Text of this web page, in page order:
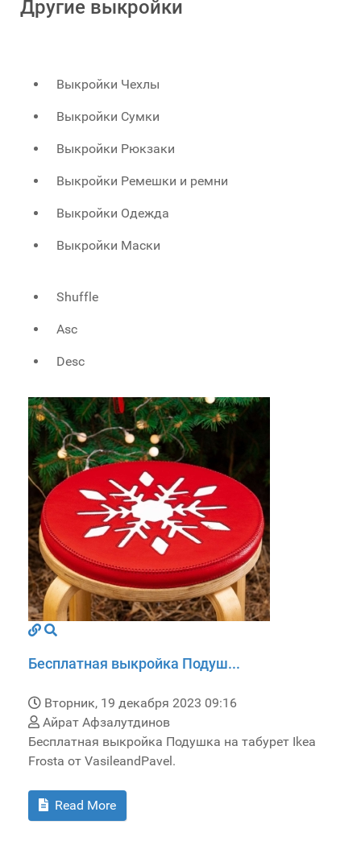
Другие выкройки
Выкройки Чехлы
Выкройки Сумки
Выкройки Рюкзаки
Выкройки Ремешки и ремни
Выкройки Одежда
Выкройки Маски
Shuffle
Asc
Desc
Бесплатная выкройка Подуш...
Вторник, 19 декабря 2023 09:16
Айрат Афзалутдинов
Бесплатная выкройка Подушка на табурет Ikea
Frosta от VasileandPavel.
Read More